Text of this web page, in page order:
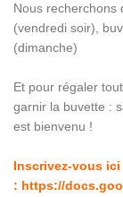
Nous recherchons
(vendredi soir),
(dimanche)
Et pour régaler
garnir la buvette :
est bienvenu !
Inscrivez-vous ici
: https://